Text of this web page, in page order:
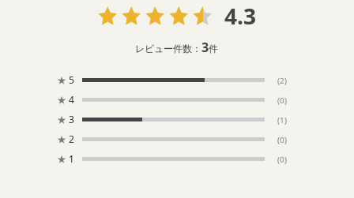
4.3
レビュー件数：3件
★ 5 (2)
★ 4 (0)
★ 3 (1)
★ 2 (0)
★ 1 (0)